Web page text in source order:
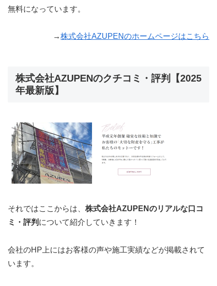
無料になっています。
→株式会社AZUPENのホームページはこちら
株式会社AZUPENのクチコミ・評判【2025
年最新版】
それではここからは、 株式会社AZUPENのリアルな口コ
ミ・評判 について紹介していきます！
会社のHP上にはお客様の声や施工実績などが掲載されて
います。